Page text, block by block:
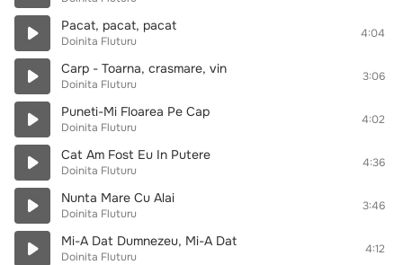
Pacat, pacat, pacat
Doinita Fluturu
4:04
Carp - Toarna, crasmare, vin
Doinita Fluturu
3:06
Puneti-Mi Floarea Pe Cap
Doinita Fluturu
4:02
Cat Am Fost Eu In Putere
Doinita Fluturu
4:36
Nunta Mare Cu Alai
Doinita Fluturu
3:46
Mi-A Dat Dumnezeu, Mi-A Dat
Doinita Fluturu
4:12